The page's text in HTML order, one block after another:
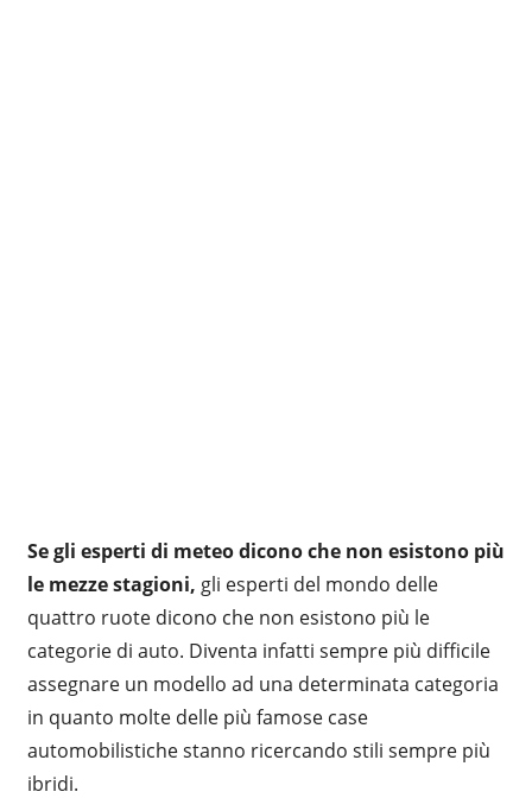
Se gli esperti di meteo dicono che non esistono più
le mezze stagioni, gli esperti del mondo delle
quattro ruote dicono che non esistono più le
categorie di auto. Diventa infatti sempre più difficile
assegnare un modello ad una determinata categoria
in quanto molte delle più famose case
automobilistiche stanno ricercando stili sempre più
ibridi.